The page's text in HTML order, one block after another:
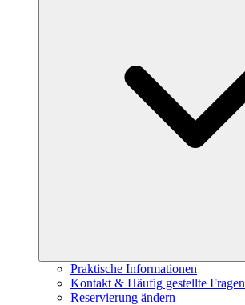
Praktische Informationen
Kontakt & Häufig gestellte Fragen
Reservierung ändern